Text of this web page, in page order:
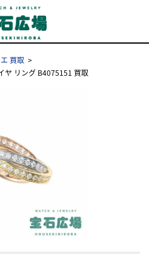
買取
ヤ リング B4075151 買取